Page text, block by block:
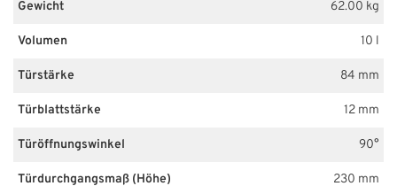
Gewicht 62.00 kg
Volumen 10 l
Türstärke 84 mm
Türblattstärke 12 mm
Türöffnungswinkel 90°
Türdurchgangsmaß (Höhe) 230 mm